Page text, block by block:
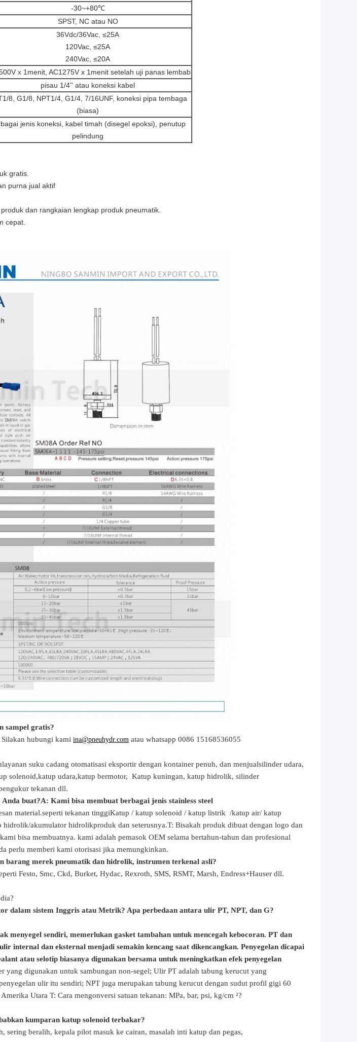
-30~+80℃
SPST, NC atau NO
36Vdc/36Vac, ≤25A
120Vac, ≤25A
240Vac, ≤20A
x 1menit, AC1275V x 1menit setelah uji panas lembab
pisau 1/4'' atau koneksi kabel
8, G1/8, NPT1/4, G1/4, 7/16UNF, koneksi pipa tembaga
(biasa)
jenis koneksi, kabel timah (disegel epoksi), penutup
pelindung
gratis.
purna jual aktif
dan rangkaian lengkap produk pneumatik.
cepat.
sampel gratis?
Silakan hubungi kami ina@pneuhydr.com atau whatsapp 0086 15168536055
layanan suku cadang otomatisasi eksportir dengan kontainer penuh, dan menjualsilinder udara,
solenoid,katup udara,katup bermotor, Katup kuningan, katup hidrolik, silinder
tekanan dll.
Anda buat?A: Kami bisa membuat berbagai jenis stainless steel
material.seperti tekanan tinggiKatup / katup solenoid / katup listrik /katup air/ katup
hidrolik/akumulator hidrolikproduk dan seterusnya.T: Bisakah produk dibuat dengan logo dan
bisa membuatnya. kami adalah pemasok OEM selama bertahun-tahun dan profesional
perlu memberi kami otorisasi jika memungkinkan.
barang merek pneumatik dan hidrolik, instrumen terkenal asli?
Festo, Smc, Ckd, Burket, Hydac, Rexroth, SMS, RSMT, Marsh, Endress+Hauser dll.
dalam sistem Inggris atau Metrik? Apa perbedaan antara ulir PT, NPT, dan G?
menyegel sendiri, memerlukan gasket tambahan untuk mencegah kebocoran. PT dan
internal dan eksternal menjadi semakin kencang saat dikencangkan. Penyegelan dicapai
atau selotip biasanya digunakan bersama untuk meningkatkan efek penyegelan
yang digunakan untuk sambungan non-segel; Ulir PT adalah tabung kerucut yang
ulir itu sendiri; NPT juga merupakan tabung kerucut dengan sudut profil gigi 60
Utara T: Cara mengonversi satuan tekanan: MPa, bar, psi, kg/cm ²?
kumparan katup solenoid terbakar?
sering beralih, kepala pilot masuk ke cairan, masalah inti katup dan pegas,